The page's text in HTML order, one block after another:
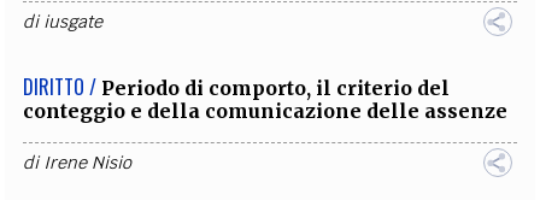
diiusgate
DIRITTO / Periodo di comporto, il criterio del
conteggio e della comunicazione delle assenze
di Irene Nisio